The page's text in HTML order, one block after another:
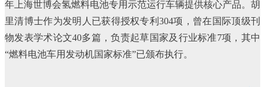
年上海世博会氢燃料电池专用示范运行车辆提供核心产品。胡
里清博士作为发明人已获得授权专利304项，曾在国际顶级刊
物发表学术论文40多篇，负责起草国家及行业标准7项，其中
“燃料电池车用发动机国家标准”已颁布执行。